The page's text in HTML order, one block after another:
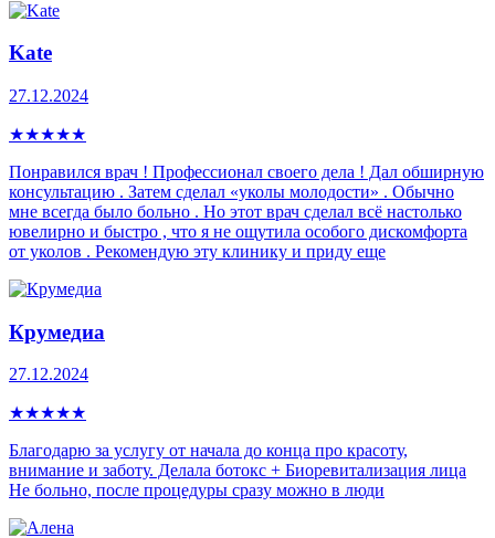
Kate
27.12.2024
★★★★★
Понравился врач ! Профессионал своего дела ! Дал обширную
консультацию . Затем сделал «уколы молодости» . Обычно
мне всегда было больно . Но этот врач сделал всё настолько
ювелирно и быстро , что я не ощутила особого дискомфорта
от уколов . Рекомендую эту клинику и приду еще
Крумедиа
27.12.2024
★★★★★
Благодарю за услугу от начала до конца про красоту,
внимание и заботу. Делала ботокс + Биоревитализация лица
Не больно, после процедуры сразу можно в люди